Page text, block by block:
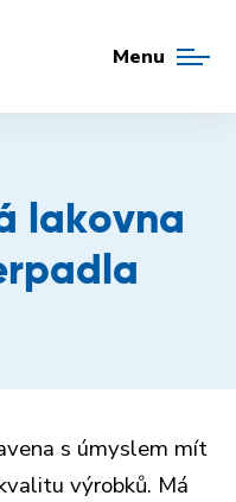
Menu
lakovna
s úmyslem mít
výrobků. Má